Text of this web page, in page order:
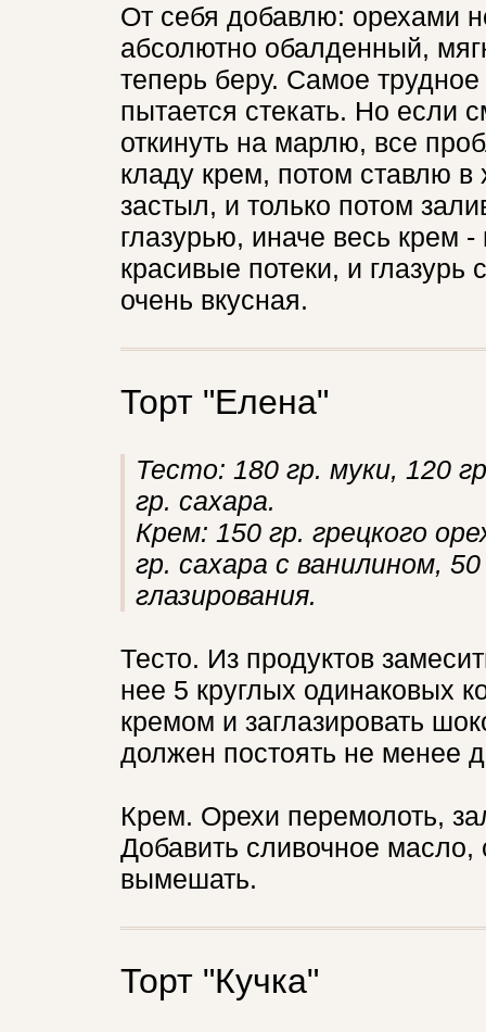
От себя добавлю: орехами
абсолютно обалденный,
теперь беру. Самое
пытается стекать. Но если
откинуть на марлю, все
кладу крем, потом ставлю
застыл, и только потом
глазурью, иначе весь крем
красивые потеки, и глазурь
очень вкусная.
Торт "Елена"
Тесто: 180 гр. муки, 120
гр. сахара.
Крем: 150 гр. грецкого
гр. сахара с ванилином,
глазирования.
Тесто. Из продуктов
нее 5 круглых одинаковых
кремом и заглазировать
должен постоять не менее
Крем. Орехи перемолоть,
Добавить сливочное
вымешать.
Торт "Кучка"